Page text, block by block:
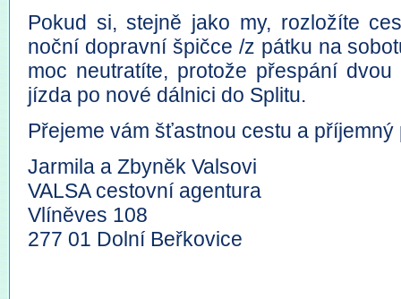
Pokud si, stejně jako my, rozložíte
noční dopravní špičce /z pátku na
moc neutratíte, protože přespání
jízda po nové dálnici do Splitu.
Přejeme vám šťastnou cestu a příjemný
Jarmila a Zbyněk Valsovi
VALSA cestovní agentura
Vlíněves 108
277 01 Dolní Beřkovice